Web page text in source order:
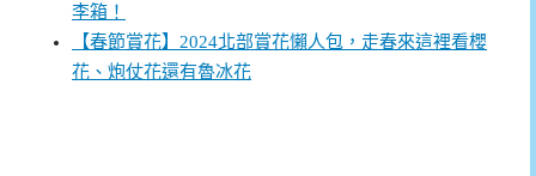
李箱！
【春節賞花】2024北部賞花懶人包，走春來這裡看櫻
花、炮仗花還有魯冰花